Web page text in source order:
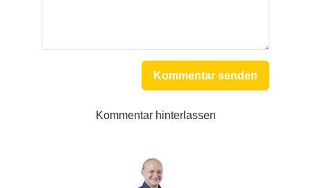
Kommentar senden
Kommentar hinterlassen